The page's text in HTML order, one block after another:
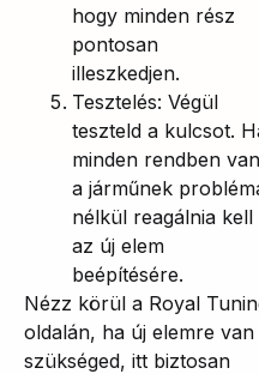
hogy minden rész
pontosan
illeszkedjen.
Tesztelés: Végül
teszteld a kulcsot.
minden rendben
a járműnek
nélkül reagálnia kell
az új elem
beépítésére.
Nézz körül a Royal
oldalán, ha új elemre van
szükséged, itt biztosan